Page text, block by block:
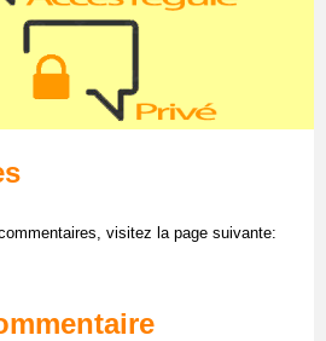
visitez la page suivante: